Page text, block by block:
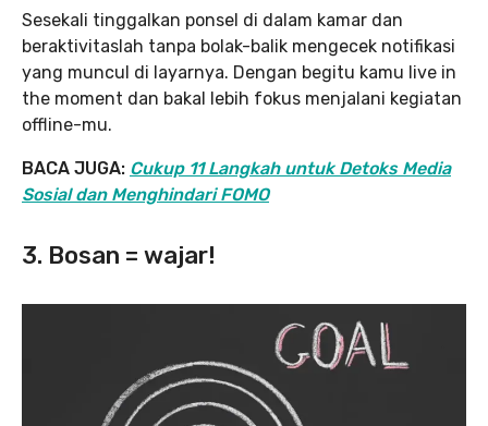
Sesekali tinggalkan ponsel di dalam kamar dan
beraktivitaslah tanpa bolak-balik mengecek notifikasi
yang muncul di layarnya. Dengan begitu kamu live in
the moment dan bakal lebih fokus menjalani kegiatan
offline-mu.
BACA JUGA: Cukup 11 Langkah untuk Detoks Media
Sosial dan Menghindari FOMO
3. Bosan = wajar!